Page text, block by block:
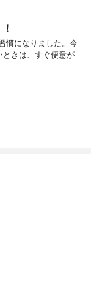
慣になりました。今
ときは、すぐ便意が